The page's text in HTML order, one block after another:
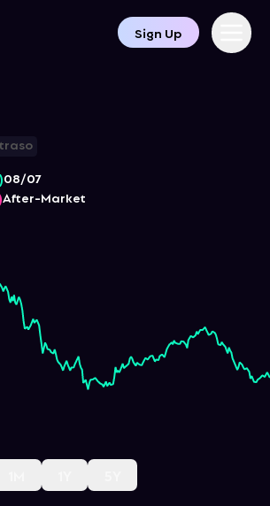
Sign Up
)08/07
After-Market